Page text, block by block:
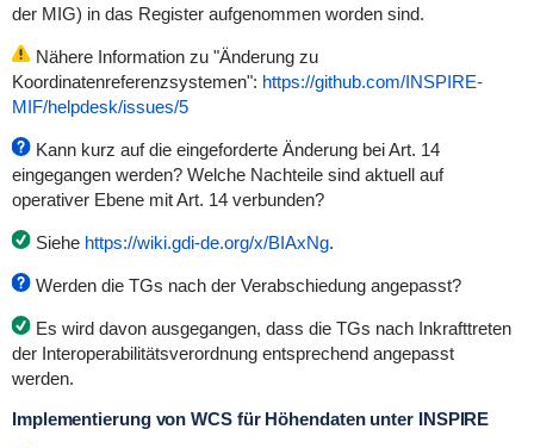
der MIG) in das Register aufgenommen worden sind.
Nähere Information zu "Änderung zu
Koordinatenreferenzsystemen": https://github.com/INSPIRE-
MIF/helpdesk/issues/5
Kann kurz auf die eingeforderte Änderung bei Art. 14
eingegangen werden? Welche Nachteile sind aktuell auf
operativer Ebene mit Art. 14 verbunden?
Siehe https://wiki.gdi-de.org/x/BIAxNg.
Werden die TGs nach der Verabschiedung angepasst?
Es wird davon ausgegangen, dass die TGs nach Inkrafttreten
der Interoperabilitätsverordnung entsprechend angepasst
werden.
Implementierung von WCS für Höhendaten unter INSPIRE